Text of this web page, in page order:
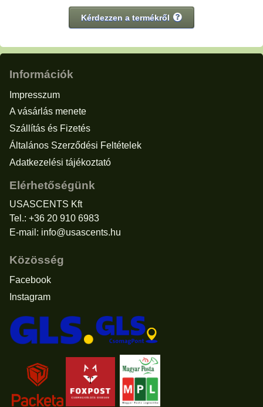
Kérdezzen a termékről
Információk
Impresszum
A vásárlás menete
Szállítás és Fizetés
Általános Szerződési Feltételek
Adatkezelési tájékoztató
Elérhetőségünk
USASCENTS Kft
Tel.: +36 20 910 6983
E-mail: info@usascents.hu
Közösség
Facebook
Instagram